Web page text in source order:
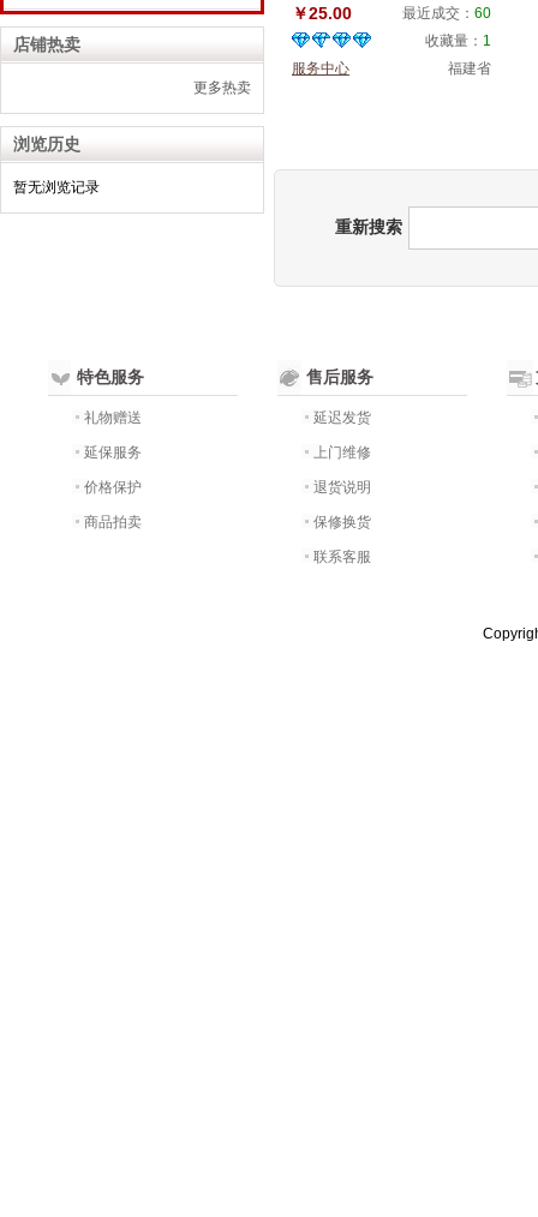
店铺热卖
更多热卖
浏览历史
暂无浏览记录
￥25.00 最近成交： 60
收藏量： 1
服务中心
福建省
重新搜索
特色服务
礼物赠送
延保服务
价格保护
商品拍卖
售后服务
延迟发货
上门维修
退货说明
保修换货
联系客服